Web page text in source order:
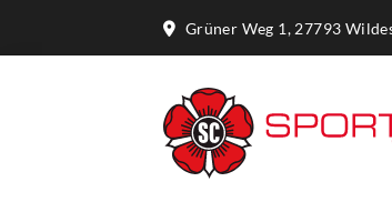
Grüner Weg 1, 27793